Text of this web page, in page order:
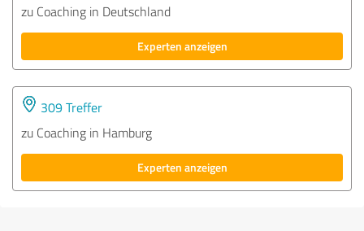
zu Coaching in Deutschland
Experten anzeigen
309 Treffer
zu Coaching in Hamburg
Experten anzeigen